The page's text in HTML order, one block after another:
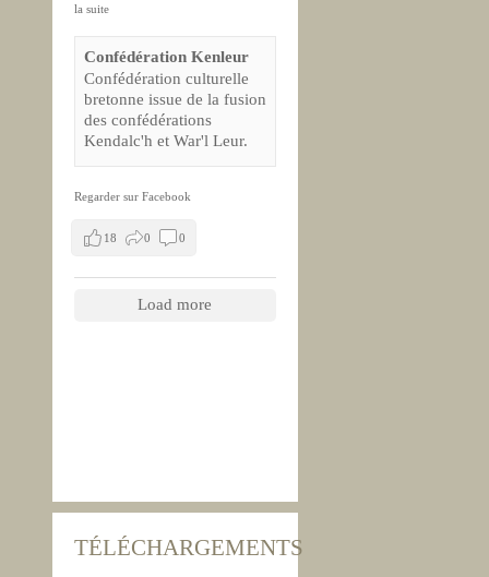
la suite
Confédération Kenleur
Confédération culturelle
bretonne issue de la fusion
des confédérations
Kendalc'h et War'l Leur.
Regarder sur Facebook
18 0 0
Load more
TÉLÉCHARGEMENTS